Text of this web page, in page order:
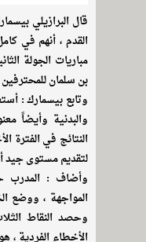
قال البرازيلي
القدم ، أنهم في
مباريات الجولة
بن سلمان
وتابع بيسمارك :
والبدنية وأيضاً
النتائج في الفترة
لتقديم مستوى جيد
وأضاف : المدرب
المواجهة ، ووضع
وحصد النقاط
الأخطاء الفردية ،